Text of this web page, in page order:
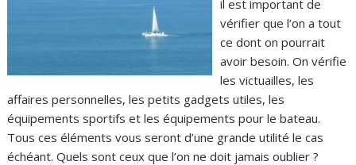
il est important de
vérifier que l’on a tout
ce dont on pourrait
avoir besoin. On vérifie
les victuailles, les
affaires personnelles, les petits gadgets utiles, les
équipements sportifs et les équipements pour le bateau.
Tous ces éléments vous seront d’une grande utilité le cas
échéant. Quels sont ceux que l’on ne doit jamais oublier ?